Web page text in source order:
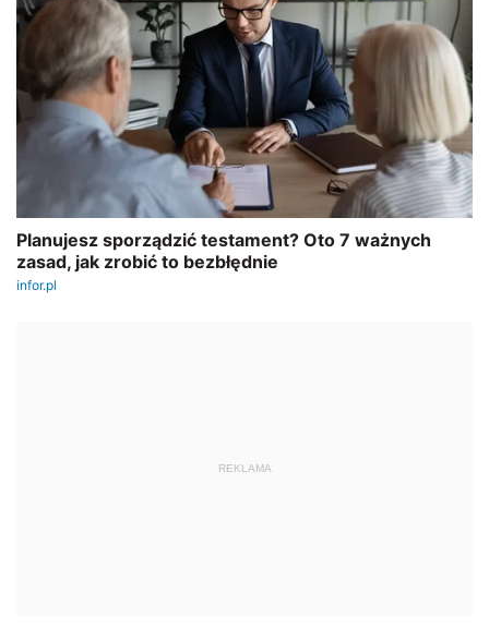
REKLAMA